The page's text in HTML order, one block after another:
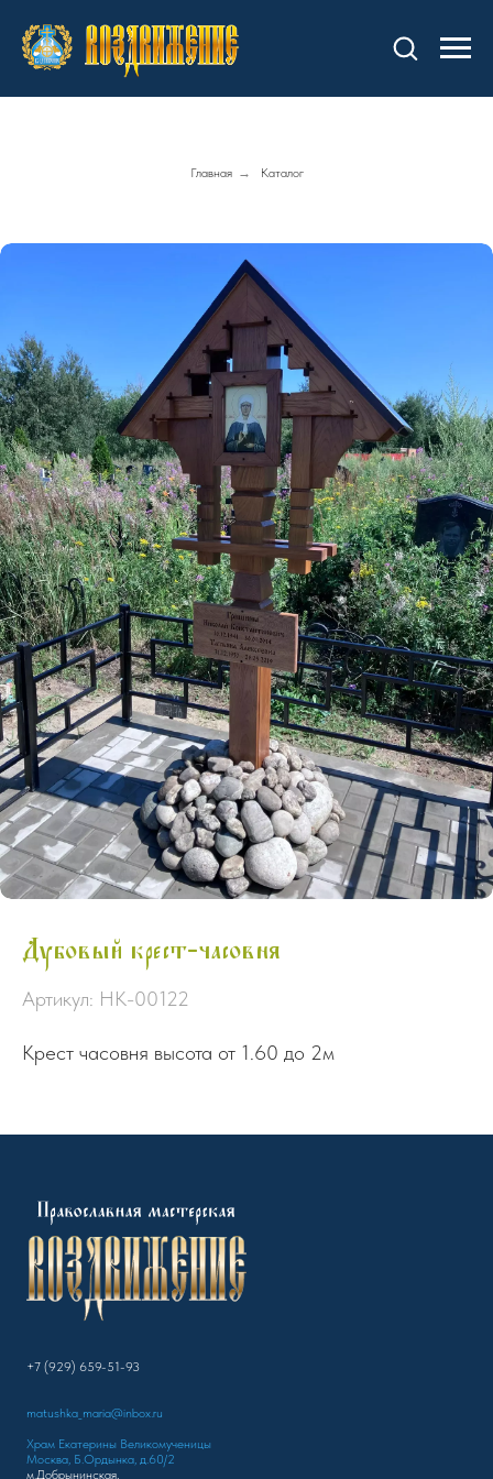
Главная → Каталог
Дубовый крест-часовня
Артикул: НК-00122
Крест часовня высота от 1.60 до 2м
+7 (929) 659-51-93
matushka_maria@inbox.ru
Храм Екатерины Великомученицы
Москва, Б.Ордынка, д.60/2
м.Добрынинская,